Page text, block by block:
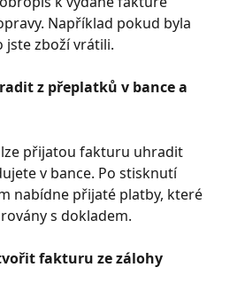
Například pokud byla
zboží vrátili.
z přeplatků v bance a
přijatou fakturu uhradit
v bance. Po stisknutí
nabídne přijaté platby, které
s dokladem.
fakturu ze zálohy